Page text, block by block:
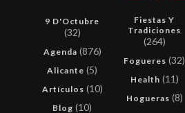
9 D'Octubre
(32)
Agenda (876)
Alicante (5)
Artículos (10)
Blog (10)
Fiestas Y
Tradiciones
(264)
Fogueres (32)
Health (11)
Hogueras (8)